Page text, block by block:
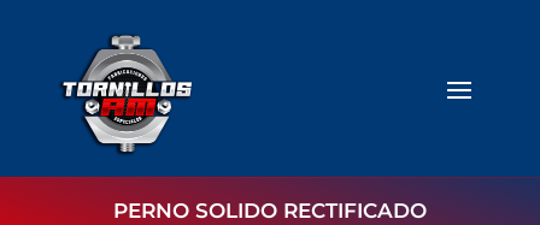
PERNO SOLIDO RECTIFICADO